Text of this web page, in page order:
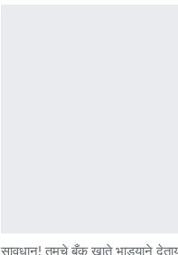
सावधान! तुमचे बँक खाते भाड्याने